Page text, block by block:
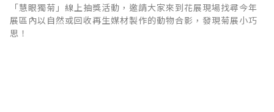
「慧眼獨菊」線上抽獎活動，邀請大家來到花展現場找尋今年
展區內以自然或回收再生媒材製作的動物合影，發現菊展小巧
思！